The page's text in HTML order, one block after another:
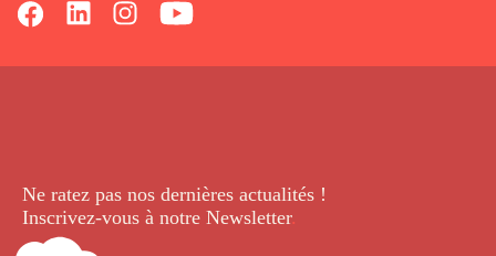
Ne ratez pas nos dernières actualités !
Inscrivez-vous à notre Newsletter.